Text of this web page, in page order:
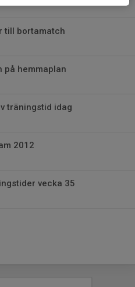
till bortamatch
på hemmaplan
träningstid idag
2012
vecka 35